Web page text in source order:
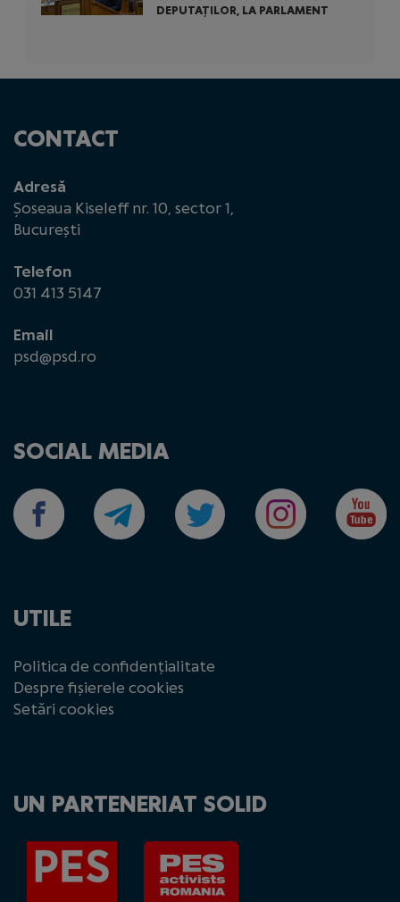
DEPUTAȚILOR, LA PARLAMENT
CONTACT
Adresă
Șoseaua Kiseleff nr. 10, sector 1,
București
Telefon
031 413 5147
Email
psd@psd.ro
SOCIAL MEDIA
UTILE
Politica de confidențialitate
Despre fișierele cookies
Setări cookies
UN PARTENERIAT SOLID